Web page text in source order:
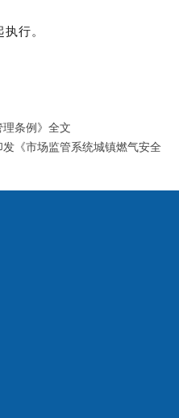
行。
条例》全文
《市场监管系统城镇燃气安全